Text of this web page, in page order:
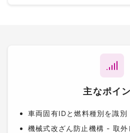
主なポイ
車両固有IDと燃料種別を識別
機械式改ざん防止機構 - 取外